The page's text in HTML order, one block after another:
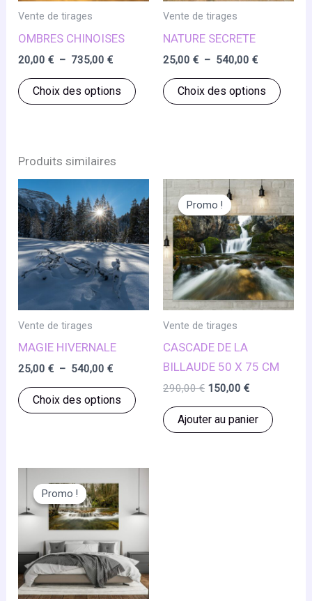
Vente de tirages
OMBRES CHINOISES
20,00€ – 735,00€Plage
prix :
20,00 €
Choix des options
produit
Les
options
peuvent
être
choisies
sur
la
produit
Vente de tirages
NATURE SECRETE
25,00 € – 540,00 €Plage
prix :
25,00 €
Choix des options
Les
être
sur
la
Produits similaires
Vente de tirages
MAGIE HIVERNALE
25,00€ – 540,00€Plage
prix :
25,00 €
Choix des options
produit
variations.
options
choisies
sur
Promo !
Promo !
Vente de tirages
CASCADE DE LA
BILLAUDE 50 X 75 CM
290,00€ Le
initial
était :
150,00 €Le
actuel
est :
Ajouter au panier
Promo !
Promo !